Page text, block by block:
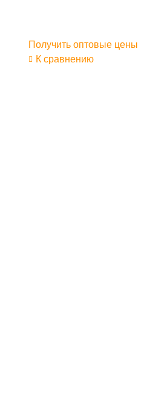
Получить оптовые цены
К сравнению